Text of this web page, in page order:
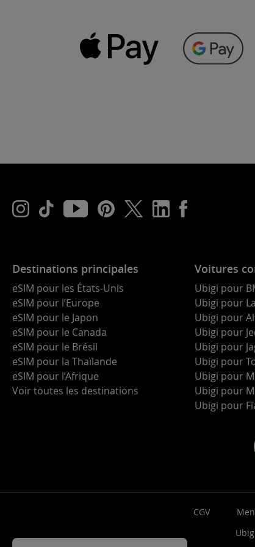
Destinations principales
eSIM pour les États-Unis
eSIM pour l’Europe
eSIM pour le Japon
eSIM pour le Canada
eSIM pour le Brésil
eSIM pour la Thaïlande
eSIM pour l’Afrique
Voir toutes les destinations
Voitures
Ubigi pour
Ubigi pour
Ubigi pour
Ubigi pour
Ubigi pour
Ubigi pour
Ubigi pour
Ubigi pour
Ubigi pour
CGV